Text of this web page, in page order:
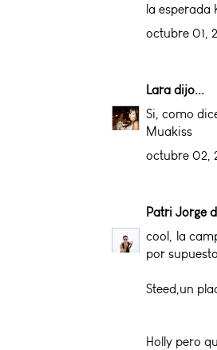
la esperada
octubre 01,
Lara dijo...
Si, como
Muakiss
octubre 02,
Patri Jorge
cool, la
por
Steed,un
Holly pero